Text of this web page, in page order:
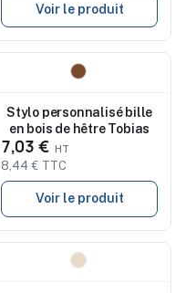
Voir le produit
Stylo personnalisé bille
en bois de hêtre Tobias
7,03 €
8,44 € TTC
Voir le produit